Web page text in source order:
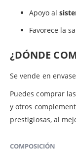
Apoyo al
Favorece la
¿DÓNDE
Se vende en
Puedes comprar
y otros
prestigiosas, al
COMPOSICIÓN